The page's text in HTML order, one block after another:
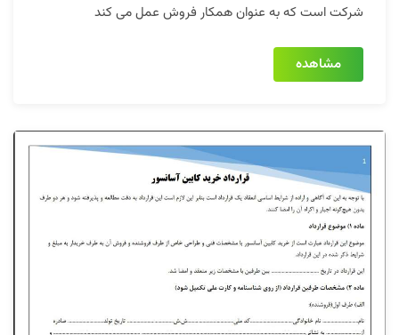
شرکت است که به عنوان همکار فروش عمل می کند
مشاهده